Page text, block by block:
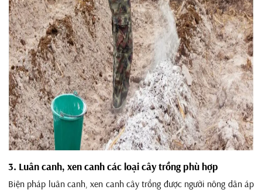
3. Luân canh, xen canh các loại cây trồng phù hợp
Biện pháp luân canh, xen canh cây trồng được người nông dân áp